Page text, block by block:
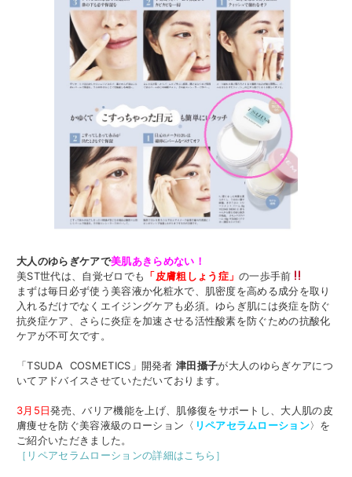
大人のゆらぎケアで美肌あきらめない！
美ST世代は、自覚ゼロでも 「皮膚粗しょう症」の一歩手前
まずは毎日必ず使う美容液か化粧水で、肌密度を高める成分を取り
入れるだけでなくエイジングケアも必須。ゆらぎ肌には炎症を防ぐ
抗炎症ケア、さらに炎症を加速させる活性酸素を防ぐための抗酸化
ケアが不可欠です。
「TSUDA COSMETICS」開発者津田攝子が大人のゆらぎケアにつ
いてアドバイスさせていただいております。
3月5日発売、バリア機能を上げ、肌修復をサポートし、大人肌の皮
膚痩せを防ぐ美容液級のローション〈 リペアセラムローション〉を
ご紹介いただきました。
［リペアセラムローションの詳細はこちら］